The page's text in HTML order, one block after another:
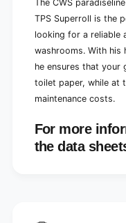
|
1
p
c
e
k
|
1
p
i
c
e
The CWS
TPS Superroll is the
looking for a reliable
washrooms. With his
he ensures that your
toilet paper, while at
maintenance costs.
For more
the data